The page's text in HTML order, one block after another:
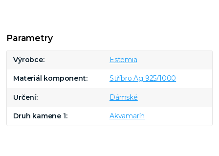
Parametry
Výrobce Estemia
Materiál komponent Stříbro Ag 925/1000
Určení Dámské
Druh kamene 1 Akvamarín